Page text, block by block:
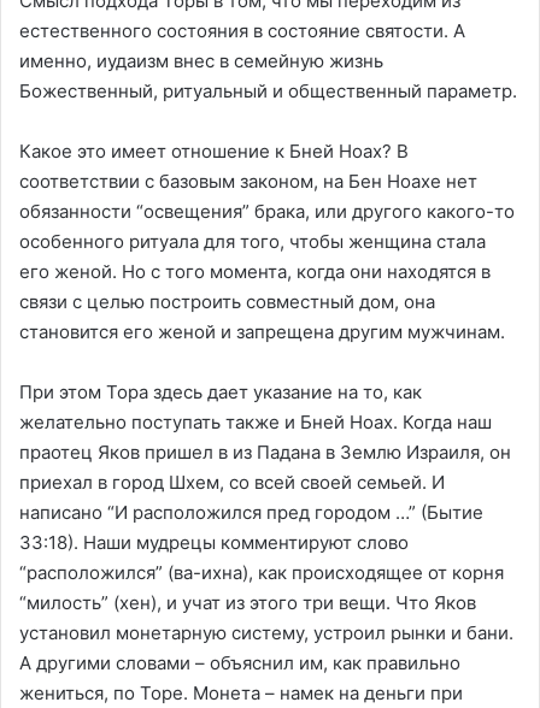
естественного состояния в состояние святости. А
именно, иудаизм внес в семейную жизнь
Божественный, ритуальный и общественный параметр.
Какое это имеет отношение к Бней Ноах? В
соответствии с базовым законом, на Бен Ноахе нет
обязанности “освещения” брака, или другого какого-то
особенного ритуала для того, чтобы женщина стала
его женой. Но с того момента, когда они находятся в
связи с целью построить совместный дом, она
становится его женой и запрещена другим мужчинам.
При этом Тора здесь дает указание на то, как
желательно поступать также и Бней Ноах. Когда наш
праотец Яков пришел в из Падана в Землю Израиля, он
приехал в город Шхем, со всей своей семьей. И
написано “И расположился пред городом …” (Бытие
33:18). Наши мудрецы комментируют слово
“расположился” (ва-ихна), как происходящее от корня
“милость” (хен), и учат из этого три вещи. Что Яков
установил монетарную систему, устроил рынки и бани.
А другими словами – объяснил им, как правильно
жениться, по Торе. Монета – намек на деньги при